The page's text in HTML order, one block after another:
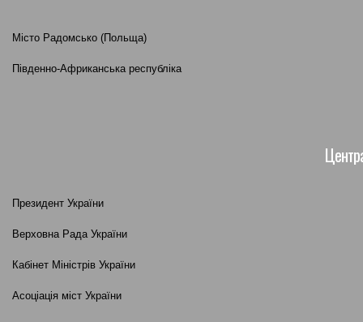
Місто Радомсько (Польща)
Південно-Африканська республіка
Президент України
Верховна Рада України
Кабінет Міністрів України
Асоціація міст України